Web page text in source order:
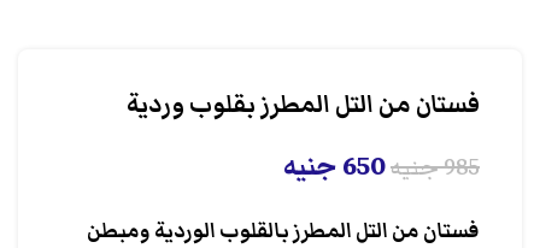
فستان من التل المطرز بقلوب وردية
985جنيه650جنيه
فستان من التل المطرز بالقلوب الوردية ومبطن